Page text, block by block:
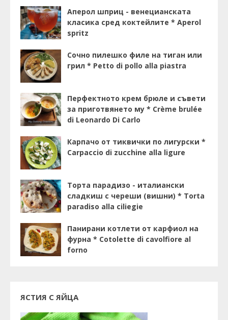
Аперол шприц - венецианската
класика сред коктейлите * Aperol
spritz
Сочно пилешко филе на тиган или
грил * Petto di pollo alla piastra
Перфектното крем брюле и съвети
за приготвянето му * Crème brulée
di Leonardo Di Carlo
Карпачо от тиквички по лигурски *
Carpaccio di zucchine alla ligure
Торта парадизо - италиански
сладкиш с череши (вишни) * Torta
paradiso alla ciliegie
Панирани котлети от карфиол на
фурна * Cotolette di cavolfiore al
forno
ЯСТИЯ С ЯЙЦА